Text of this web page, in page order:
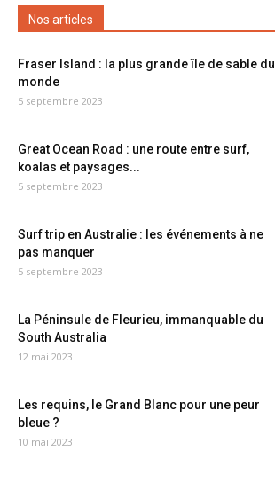
Nos articles
Fraser Island : la plus grande île de sable du
monde
5 septembre 2023
Great Ocean Road : une route entre surf,
koalas et paysages...
5 septembre 2023
Surf trip en Australie : les événements à ne
pas manquer
5 septembre 2023
La Péninsule de Fleurieu, immanquable du
South Australia
12 mai 2023
Les requins, le Grand Blanc pour une peur
bleue ?
10 mai 2023